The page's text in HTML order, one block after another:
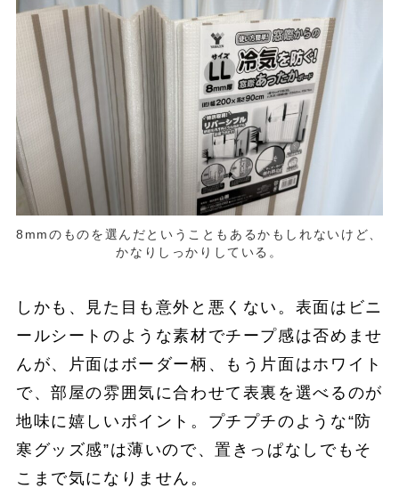
8mmのものを選んだということもあるかもしれないけど、
かなりしっかりしている。
しかも、見た目も意外と悪くない。表面はビニ
ールシートのような素材でチープ感は否めませ
んが、片面はボーダー柄、もう片面はホワイト
で、部屋の雰囲気に合わせて表裏を選べるのが
地味に嬉しいポイント。プチプチのような“防
寒グッズ感”は薄いので、置きっぱなしでもそ
こまで気になりません。